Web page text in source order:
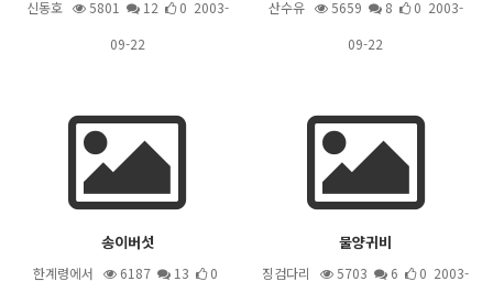
신동호 5801 12
0 2003-
09-22
산수유 5659 8
0 2003-
09-22
송이버섯
한계령에서 6187 13
0
물양귀비
징검다리 5703 6
0 2003-